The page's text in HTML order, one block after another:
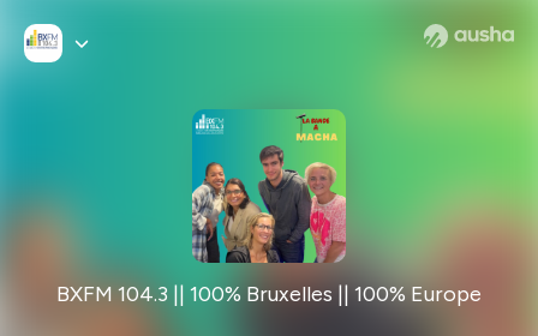
BXFM 104.3 || 100% Bruxelles || 100% Europe